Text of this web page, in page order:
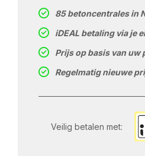
85 betoncentrales in
iDEAL betaling via je
Prijs op basis van uw
Regelmatig nieuwe
Veilig betalen met: